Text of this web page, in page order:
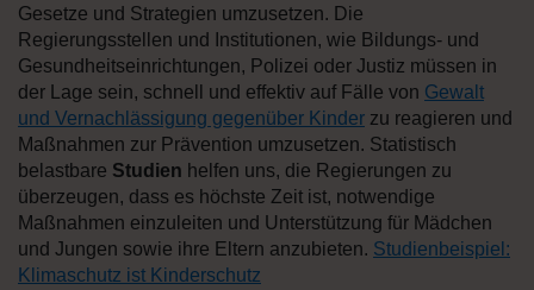
Gesetze und Strategien umzusetzen. Die
Regierungsstellen und Institutionen, wie Bildungs- und
Gesundheitseinrichtungen, Polizei oder Justiz müssen in
der Lage sein, schnell und effektiv auf Fälle von Gewalt
und Vernachlässigung gegenüber Kinder zu reagieren und
Maßnahmen zur Prävention umzusetzen. Statistisch
belastbare Studien helfen uns, die Regierungen zu
überzeugen, dass es höchste Zeit ist, notwendige
Maßnahmen einzuleiten und Unterstützung für Mädchen
und Jungen sowie ihre Eltern anzubieten. Studienbeispiel:
Klimaschutz ist Kinderschutz